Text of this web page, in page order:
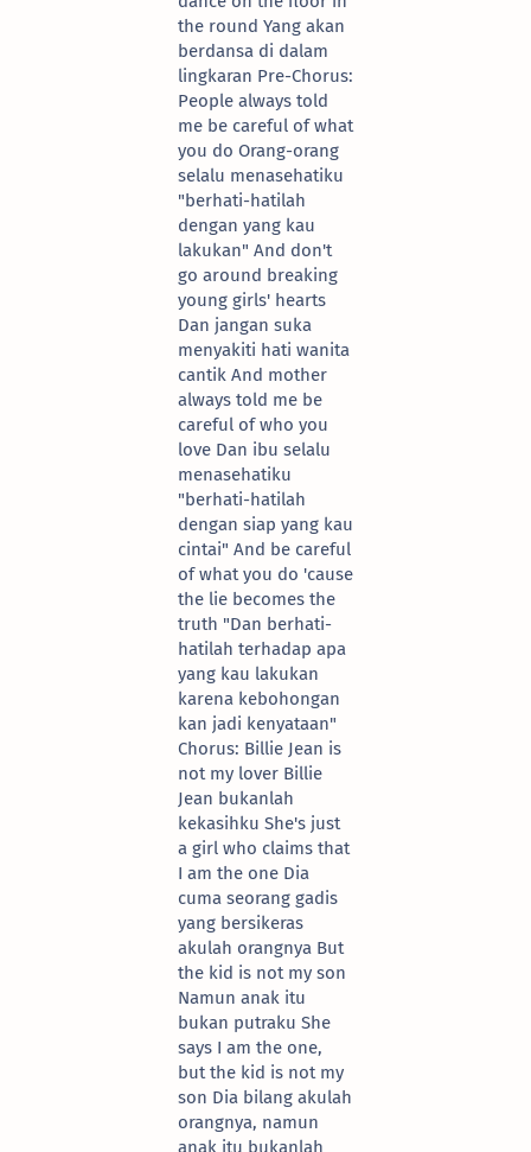
the round Yang akan
berdansa di dalam
lingkaran Pre-Chorus:
People always told
me be careful of what
you do Orang-orang
selalu menasehatiku
"berhati-hatilah
dengan yang kau
lakukan" And don't
go around breaking
young girls' hearts
Dan jangan suka
menyakiti hati wanita
cantik And mother
always told me be
careful of who you
love Dan ibu selalu
menasehatiku
"berhati-hatilah
dengan siap yang kau
cintai" And be careful
of what you do 'cause
the lie becomes the
truth "Dan berhati-
hatilah terhadap apa
yang kau lakukan
karena kebohongan
kan jadi kenyataan"
Chorus: Billie Jean is
not my lover Billie
Jean bukanlah
kekasihku She's just
a girl who claims that
I am the one Dia
cuma seorang gadis
yang bersikeras
akulah orangnya But
the kid is not my son
Namun anak itu
bukan putraku She
says I am the one,
but the kid is not my
son Dia bilang akulah
orangnya, namun
anak itu bukanlah